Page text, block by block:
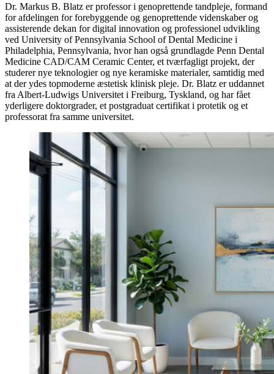
Dr. Markus B. Blatz er professor i genoprettende tandpleje, formand
for afdelingen for forebyggende og genoprettende videnskaber og
assisterende dekan for digital innovation og professionel udvikling
ved University of Pennsylvania School of Dental Medicine i
Philadelphia, Pennsylvania, hvor han også grundlagde Penn Dental
Medicine CAD/CAM Ceramic Center, et tværfagligt projekt, der
studerer nye teknologier og nye keramiske materialer, samtidig med
at der ydes topmoderne æstetisk klinisk pleje. Dr. Blatz er uddannet
fra Albert-Ludwigs Universitet i Freiburg, Tyskland, og har fået
yderligere doktorgrader, et postgraduat certifikat i protetik og et
professorat fra samme universitet.